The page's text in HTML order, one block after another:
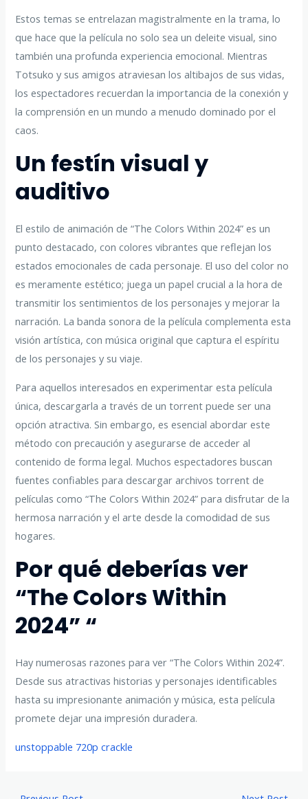
Estos temas se entrelazan magistralmente en la trama, lo
que hace que la película no solo sea un deleite visual, sino
también una profunda experiencia emocional. Mientras
Totsuko y sus amigos atraviesan los altibajos de sus vidas,
los espectadores recuerdan la importancia de la conexión y
la comprensión en un mundo a menudo dominado por el
caos.
Un festín visual y
auditivo
El estilo de animación de “The Colors Within 2024” es un
punto destacado, con colores vibrantes que reflejan los
estados emocionales de cada personaje. El uso del color no
es meramente estético; juega un papel crucial a la hora de
transmitir los sentimientos de los personajes y mejorar la
narración. La banda sonora de la película complementa esta
visión artística, con música original que captura el espíritu
de los personajes y su viaje.
Para aquellos interesados ​​en experimentar esta película
única, descargarla a través de un torrent puede ser una
opción atractiva. Sin embargo, es esencial abordar este
método con precaución y asegurarse de acceder al
contenido de forma legal. Muchos espectadores buscan
fuentes confiables para descargar archivos torrent de
películas como “The Colors Within 2024” para disfrutar de la
hermosa narración y el arte desde la comodidad de sus
hogares.
Por qué deberías ver
“The Colors Within
2024” “
Hay numerosas razones para ver “The Colors Within 2024”.
Desde sus atractivas historias y personajes identificables
hasta su impresionante animación y música, esta película
promete dejar una impresión duradera.
unstoppable 720p crackle